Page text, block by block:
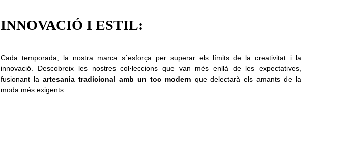
INNOVACIÓ I ESTIL:
Cada temporada, la nostra marca s´esforça per superar els límits de la creativitat i la
innovació. Descobreix les nostres col·leccions que van més enllà de les expectatives,
fusionant laartesania tradicional amb un toc modern que delectarà els amants de la
moda més exigents.